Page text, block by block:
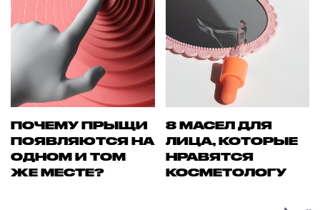
ПОЧЕМУ ПРЫЩИ
ПОЯВЛЯЮТСЯ НА
ОДНОМ И ТОМ
ЖЕ МЕСТЕ?
8 МАСЕЛ ДЛЯ
ЛИЦА, КОТОРЫЕ
НРАВЯТСЯ
КОСМЕТОЛОГУ